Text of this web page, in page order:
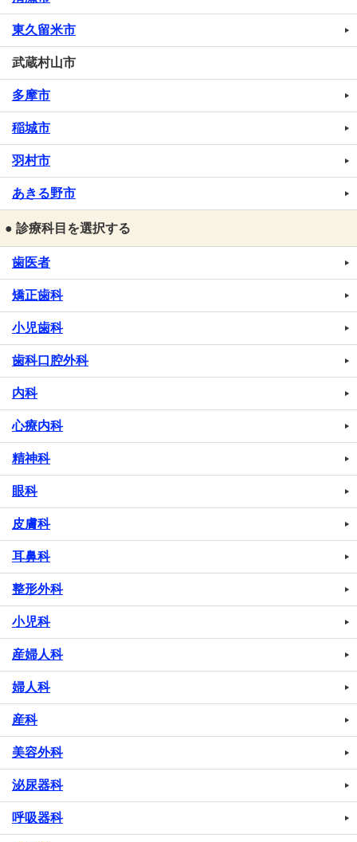
東久留米市
武蔵村山市
多摩市
稲城市
羽村市
あきる野市
● 診療科目を選択する
歯医者
矯正歯科
小児歯科
歯科口腔外科
内科
心療内科
精神科
眼科
皮膚科
耳鼻科
整形外科
小児科
産婦人科
婦人科
産科
美容外科
泌尿器科
呼吸器科